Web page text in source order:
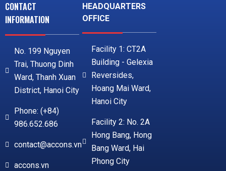
CONTACT
INFORMATION
No. 199 Nguyen
Trai, Thuong Dinh
Ward, Thanh Xuan
District, Hanoi City
Phone: (+84)
986.652.686
contact@accons.vn
accons.vn
HEADQUARTERS
OFFICE
Facility 1: CT2A
Building - Gelexia
Reversides,
Hoang Mai Ward,
Hanoi City
Facility 2: No. 2A
Hong Bang, Hong
Bang Ward, Hai
Phong City